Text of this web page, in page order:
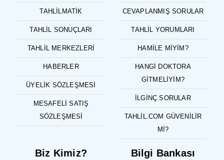
TAHLILMATIK
TAHLIL SONUÇLARI
TAHLIL MERKEZLERI
HABERLER
ÜYELIK SÖZLEŞMESI
MESAFELI SATIŞ
SÖZLEŞMESI
CEVAPLANMIŞ SORULAR
TAHLIL YORUMLARI
HAMILE MIYIM?
HANGI DOKTORA
GITMELIYIM?
İLGINÇ SORULAR
TAHLIL.COM GÜVENILIR
MI?
Biz Kimiz? Bilgi Bankası